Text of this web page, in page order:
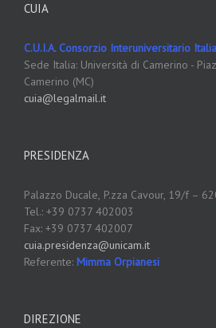
CUIA
C.U.I.A. Consorzio Interuniversitario
Sede Italia: Università di Camerino -
Camerino (MC)
cuia@legalmail.it
PRESIDENZA
Palazzo Ducale, P.zza Cavour, 19/f –
Tel.: +39 0737 402003
Fax: +39 0737 402007
cuia.presidenza@unicam.it
Referente: Mimma Orpianesi
DIREZIONE